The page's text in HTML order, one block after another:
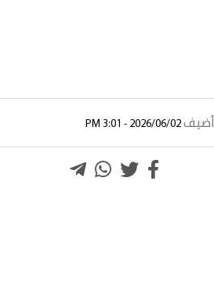
أضيف 2026/06/02 - 3:01 PM